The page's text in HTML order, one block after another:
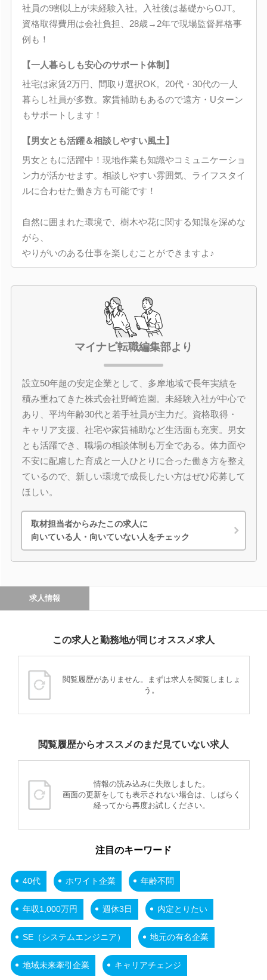
社員の9割以上が未経験入社。入社後は基礎からOJT。
資格取得費用は会社負担、28歳→2年で現場監督昇格事
例も！
【一人暮らしも安心のサポート体制】
社宅は家賃2万円、間取り選択OK。20代・30代の一人
暮らし社員が多数。家賃補助もあるので遠方・Uターン
もサポートします！
【男女とも活躍＆相談しやすい風土】
男女ともに活躍中！現地作業も知識やコミュニケーショ
ン力が活かせます。相談しやすい雰囲気、ライフスタイ
ルに合わせた働き方も可能です！
自然に囲まれた環境で、樹木や花に関する知識を深めな
がら、
やりがいのある仕事を楽しむことができますよ♪
マイナビ転職編集部より
設立50年超の安定企業として、多摩地域で長年実績を
積み重ねてきた株式会社野崎造園。未経験入社が中心で
あり、平均年齢30代と若手社員が主力だ。資格取得・
キャリア支援、社宅や家賃補助など生活面も充実。男女
とも活躍でき、職場の相談体制も万全である。体力面や
不安に配慮した育成と一人ひとりに合った働き方を整え
ているので、新しい環境で成長したい方はぜひ応募して
ほしい。
取材担当者からみたこの求人に
向いている人・向いていない人をチェック
求人情報
この求人と勤務地が同じオススメ求人
閲覧履歴がありません。まずは求人を閲覧しましょ
う。
閲覧履歴からオススメのまだ見ていない求人
情報の読み込みに失敗しました。
画面の更新をしても表示されない場合は、しばらく
経ってから再度お試しください。
注目のキーワード
40代 ホワイト企業 年齢不問
年収1,000万円 週休3日 内定とりたい
SE（システムエンジニア） 地元の有名企業
地域未来牽引企業 キャリアチェンジ